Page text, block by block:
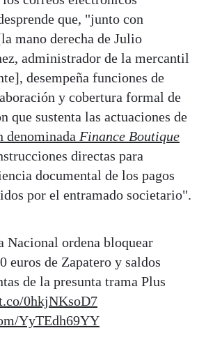
que, "junto con
mano derecha de Julio
administrador de la mercantil
desempeña funciones de
y cobertura formal de
que sustenta las actuaciones de
denominada Finance Boutique
directas para
documental de los pagos
por el entramado societario".
Nacional ordena bloquear
euros de Zapatero y saldos
de la presunta trama Plus
0hkjNKsoD7
YyTEdh69YY